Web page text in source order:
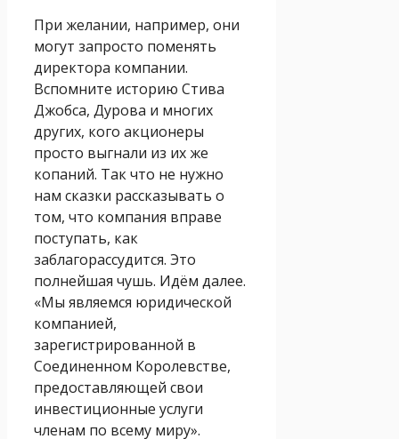
При желании, например, они
могут запросто поменять
директора компании.
Вспомните историю Стива
Джобса, Дурова и многих
других, кого акционеры
просто выгнали из их же
копаний. Так что не нужно
нам сказки рассказывать о
том, что компания вправе
поступать, как
заблагорассудится. Это
полнейшая чушь. Идём далее.
«Мы являемся юридической
компанией,
зарегистрированной в
Соединенном Королевстве,
предоставляющей свои
инвестиционные услуги
членам по всему миру».